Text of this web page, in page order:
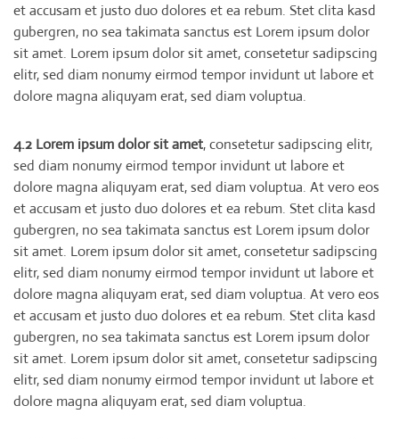
et accusam et justo duo dolores et ea rebum. Stet clita kasd
gubergren, no sea takimata sanctus est Lorem ipsum dolor
sit amet. Lorem ipsum dolor sit amet, consetetur sadipscing
elitr, sed diam nonumy eirmod tempor invidunt ut labore et
dolore magna aliquyam erat, sed diam voluptua.
4.2 Lorem ipsum dolor sit amet, consetetur sadipscing elitr,
sed diam nonumy eirmod tempor invidunt ut labore et
dolore magna aliquyam erat, sed diam voluptua. At vero eos
et accusam et justo duo dolores et ea rebum. Stet clita kasd
gubergren, no sea takimata sanctus est Lorem ipsum dolor
sit amet. Lorem ipsum dolor sit amet, consetetur sadipscing
elitr, sed diam nonumy eirmod tempor invidunt ut labore et
dolore magna aliquyam erat, sed diam voluptua. At vero eos
et accusam et justo duo dolores et ea rebum. Stet clita kasd
gubergren, no sea takimata sanctus est Lorem ipsum dolor
sit amet. Lorem ipsum dolor sit amet, consetetur sadipscing
elitr, sed diam nonumy eirmod tempor invidunt ut labore et
dolore magna aliquyam erat, sed diam voluptua.